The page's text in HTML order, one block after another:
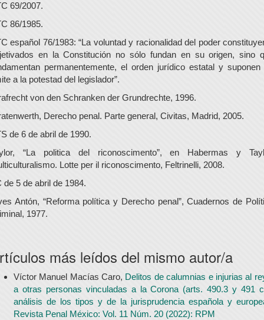
69/2007.
86/1985.
español 76/1983: “La voluntad y racionalidad del poder
en la Constitución no sólo fundan en su origen, sino
permanentemente, el orden jurídico estatal y suponen
a la potestad del legislador”.
von den Schranken der Grundrechte, 1996.
Derecho penal. Parte general, Civitas, Madrid, 2005.
de 6 de abril de 1990.
“La politica del riconoscimento”, en Habermas y
Lotte per il riconoscimento, Feltrinelli, 2008.
de 5 de abril de 1984.
Antón, “Reforma política y Derecho penal”, Cuadernos de
1977.
más leídos del mismo autor/a
Víctor Manuel Macías Caro, Delitos de calumnias e injurias al
a otras personas vinculadas a la Corona (arts. 490.3 y 491
análisis de los tipos y de la jurisprudencia española y
Revista Penal México: Vol. 11 Núm. 20 (2022): RPM